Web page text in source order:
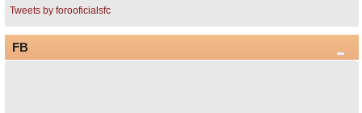
Tweets by forooficialsfc
FB